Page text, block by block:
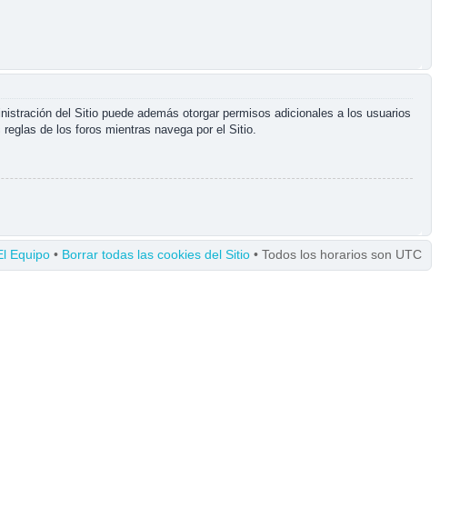
del Sitio puede además otorgar permisos adicionales a los usuarios
de los foros mientras navega por el Sitio.
Equipo • Borrar todas las cookies del Sitio • Todos los horarios son UTC